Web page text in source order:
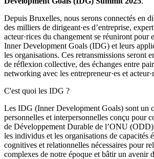
Depuis Bruxelles, nous serons connectés en
des milliers de dirigeant·es d’entreprise,
acteur·rices du changement se réuniront pour
Inner Development Goals (IDG) et leurs
les organisations. Ces retransmissions seront
de réflexion collective, des échanges entre
networking avec les entrepreneur·es et
C'est quoi les IDG ?
Les IDG (Inner Development Goals) sont un
personnelles et interpersonnelles conçu pour
de Développement Durable de l’ONU
les individus et les organisations de capacités
cognitives et relationnelles nécessaires pour
complexes de notre époque et bâtir un avenir